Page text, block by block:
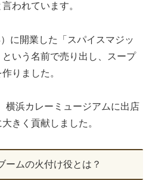
われています。
に開業した「スパイスマジッ
いう名前で売り出し、スープ
りました。
横浜カレーミュージアムに出店
きく貢献しました。
ームの火付け役とは？